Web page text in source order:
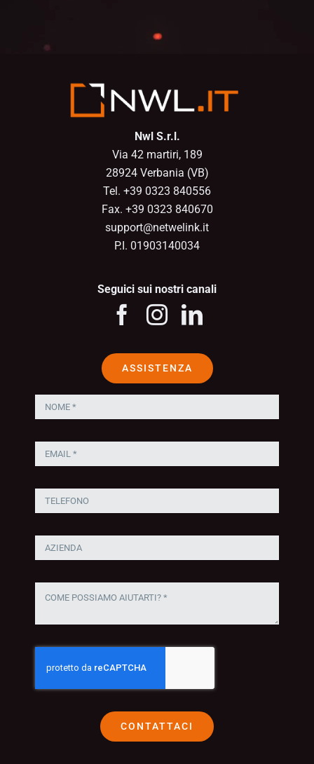
Nwl S.r.l.
Via 42 martiri, 189
28924 Verbania (VB)
Tel. +39 0323 840556
Fax. +39 0323 840670
support@netwelink.it
P.I. 01903140034
Seguici sui nostri canali
ASSISTENZA
CONTATTACI